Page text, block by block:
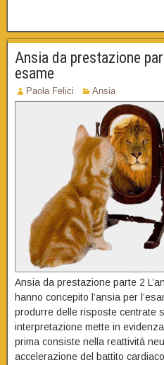
Ansia da prestazione
esame
Paola Felici Ansia
Ansia da prestazione parte 2
hanno concepito l’ansia per
produrre delle risposte centrate
interpretazione mette in
prima consiste nella reattività
accelerazione del battito